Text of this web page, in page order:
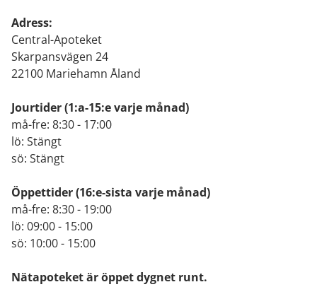
Adress:
Central-Apoteket
Skarpansvägen 24
22100 Mariehamn Åland
Jourtider(1:a-15:e varje månad)
må-fre: 8:30 - 17:00
lö: Stängt
sö: Stängt
Öppettider(16:e-sista varje månad)
må-fre: 8:30 - 19:00
lö: 09:00 - 15:00
sö: 10:00 - 15:00
Nätapoteket är öppet dygnet runt.